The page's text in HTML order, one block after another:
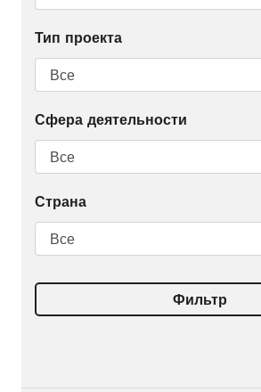
Тип проекта
Сфера деятельности
Страна
Фильтр